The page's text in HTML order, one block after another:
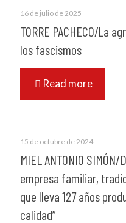
16 de julio de 2025
TORRE PACHECO/La
los fascismos
Read more
15 de octubre de 2024
MIEL ANTONIO
empresa familiar,
que lleva 127 años
calidad”